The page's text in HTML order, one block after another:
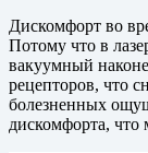
Дискомфорт во
Потому что в
вакуумный
рецепторов, что
болезненных
дискомфорта, что